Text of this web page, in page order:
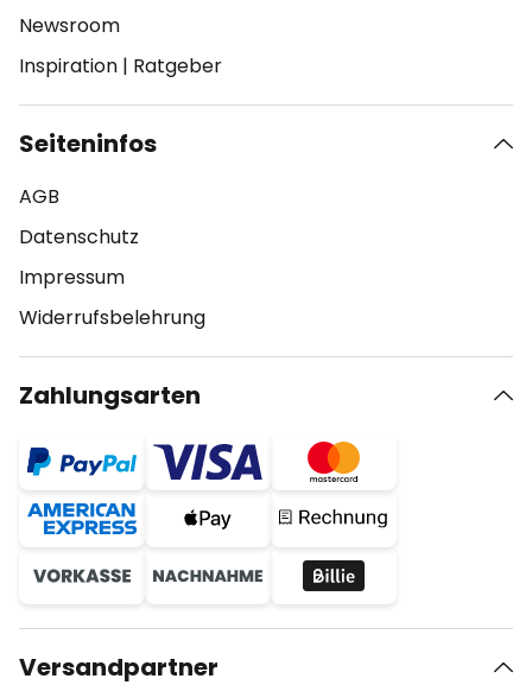
Newsroom
Inspiration | Ratgeber
Seiteninfos
AGB
Datenschutz
Impressum
Widerrufsbelehrung
Zahlungsarten
Versandpartner